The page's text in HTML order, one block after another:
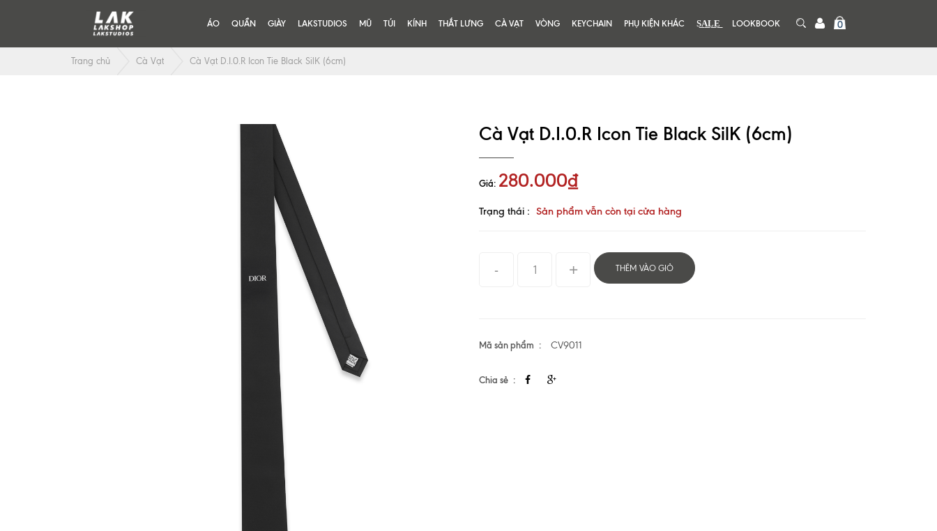
ÁO QUẦN GIÀY LAKSTUDIOS MŨ TÚI KÍNH THẮT LƯNG CÀ VẠT VÒNG KEYCHAIN PHỤ KIỆN KHÁC S͟A͟L͟E͟ LOOKBOOK 0
Trang chủ Cà Vạt Cà Vạt D.I.0.R Icon Tie Black SilK (6cm)
Cà Vạt D.I.0.R Icon Tie Black SilK (6cm)
Giá: 280.000₫
Trạng thái : Sản phẩm vẫn còn tại cửa hàng
THÊM VÀO GIỎ
Mã sản phẩm CV9011
Chia sẻ